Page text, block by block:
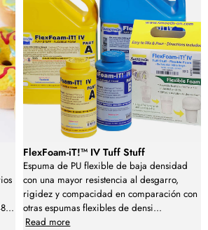
...
FlexFoam-iT!™ IV Tuff Stuff
Espuma de PU flexible de baja densidad
con una mayor resistencia al desgarro,
rigidez y compacidad en comparación con
otras espumas flexibles de densi...
Read more